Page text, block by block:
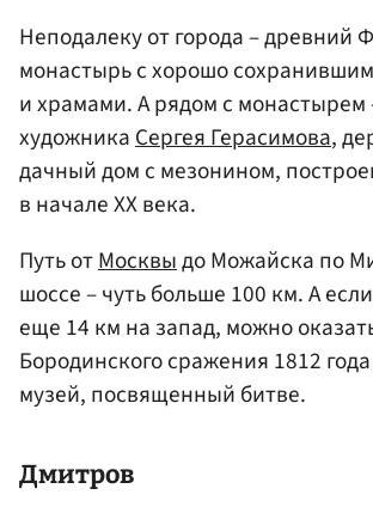
Неподалеку от города – древний
монастырь с хорошо
и храмами. А рядом с монастырем
художникаСергея Герасимова,
дачный дом с мезонином,
в начале XX века.
Путь отМосквыдо Можайска по
шоссе – чуть больше 100 км. А
еще 14 км на запад, можно
Бородинского сражения 1812
музей, посвященный битве.
Дмитров